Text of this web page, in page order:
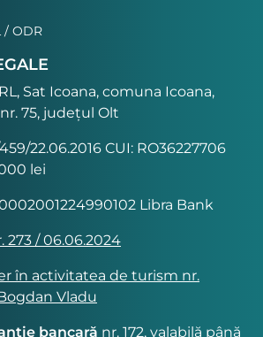
/ ODR
Sat Icoana, comuna Icoana,
75, județul Olt
22.06.2016 CUI: RO36227706
lei
Libra Bank
/ 06.06.2024
în activitatea de turism nr.
Vladu
bancară nr. 172, valabilă până